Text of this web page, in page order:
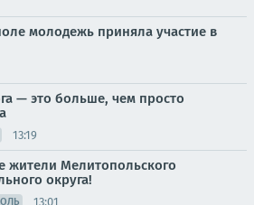
молодежь приняла участие в
— это больше, чем просто
13:19
жители Мелитопольского
округа!
13:01